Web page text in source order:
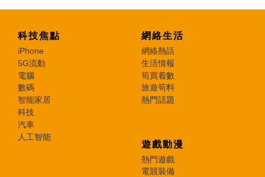
科技焦點
iPhone
5G流動
電腦
數碼
智能家居
科技
汽車
人工智能
網絡生活
網絡熱話
生活情報
筍買着數
旅遊筍料
熱門話題
遊戲動漫
熱門遊戲
電競裝備